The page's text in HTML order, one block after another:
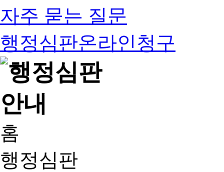
자주 묻는 질문
행정심판온라인청구
홈
행정심판